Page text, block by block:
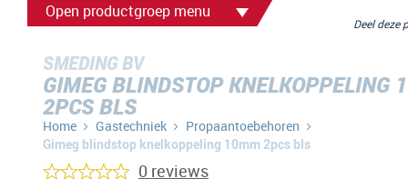
Open productgroep menu
SMEDING BV
GIMEG BLINDSTOP KNELKOPPELING
2PCS BLS
Home Gastechniek
Propaantoebehoren
Gimeg blindstop knelkoppeling 10mm 2pcs bls
Deel
0 reviews